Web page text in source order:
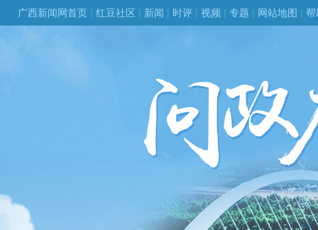
广西新闻网首页 | 红豆社区 | 新闻 | 时评 | 视频 | 专题 | 网站地图 | 帮